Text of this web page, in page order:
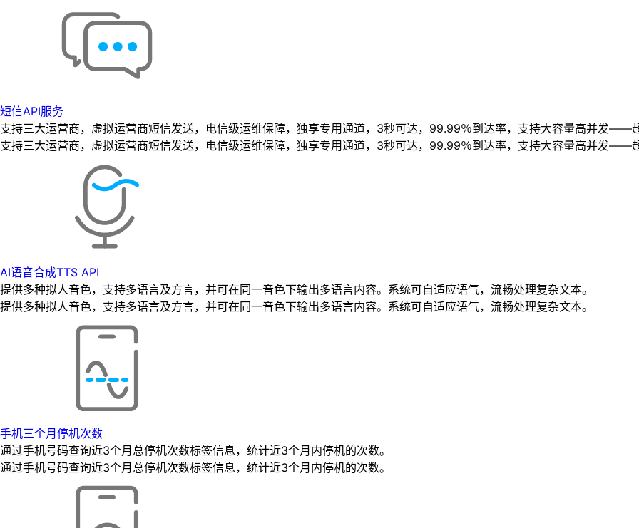
短信API服务
支持三大运营商，虚拟运营商短信发送，电信级运维保障，独享专用通道，3秒可达，99.99％到达率，支持大容量高并发——
支持三大运营商，虚拟运营商短信发送，电信级运维保障，独享专用通道，3秒可达，99.99％到达率，支持大容量高并发——
AI语音合成TTS API
提供多种拟人音色，支持多语言及方言，并可在同一音色下输出多语言内容。系统可自适应语气，流畅处理复杂文本。
提供多种拟人音色，支持多语言及方言，并可在同一音色下输出多语言内容。系统可自适应语气，流畅处理复杂文本。
手机三个月停机次数
通过手机号码查询近3个月总停机次数标签信息，统计近3个月内停机的次数。
通过手机号码查询近3个月总停机次数标签信息，统计近3个月内停机的次数。